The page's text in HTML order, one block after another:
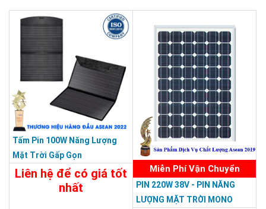
Tấm Pin 100W Năng Lượng
Mặt Trời Gấp Gọn
Liên hệ để có giá tốt
nhất
Miễn Phí Vận Chuyển
PIN 220W 38V - PIN NĂNG
LƯỢNG MẶT TRỜI MONO